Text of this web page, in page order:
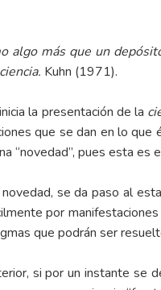
algo más que un
Kuhn (1971).
la presentación de la
que se dan en lo que
“novedad”, pues esta
se da paso al
por
que podrán ser
si por un instante se